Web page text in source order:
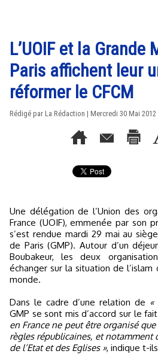
L’UOIF et la Grande
Paris affichent leur
réformer le CFCM
Rédigé par La Rédaction | Mercredi 30 Mai 2012
Une délégation de l’Union des organisations islamiques de
France (UOIF), emmenée par son
s’est rendue mardi 29 mai au
de Paris (GMP). Autour d’un
Boubakeur, les deux
échanger sur la situation de
monde.
Dans le cadre d’une relation de «
GMP se sont mis d’accord sur le fait
en France ne peut être organisé
règles républicaines, et notamment
de l’Etat et des Eglises », indique t-